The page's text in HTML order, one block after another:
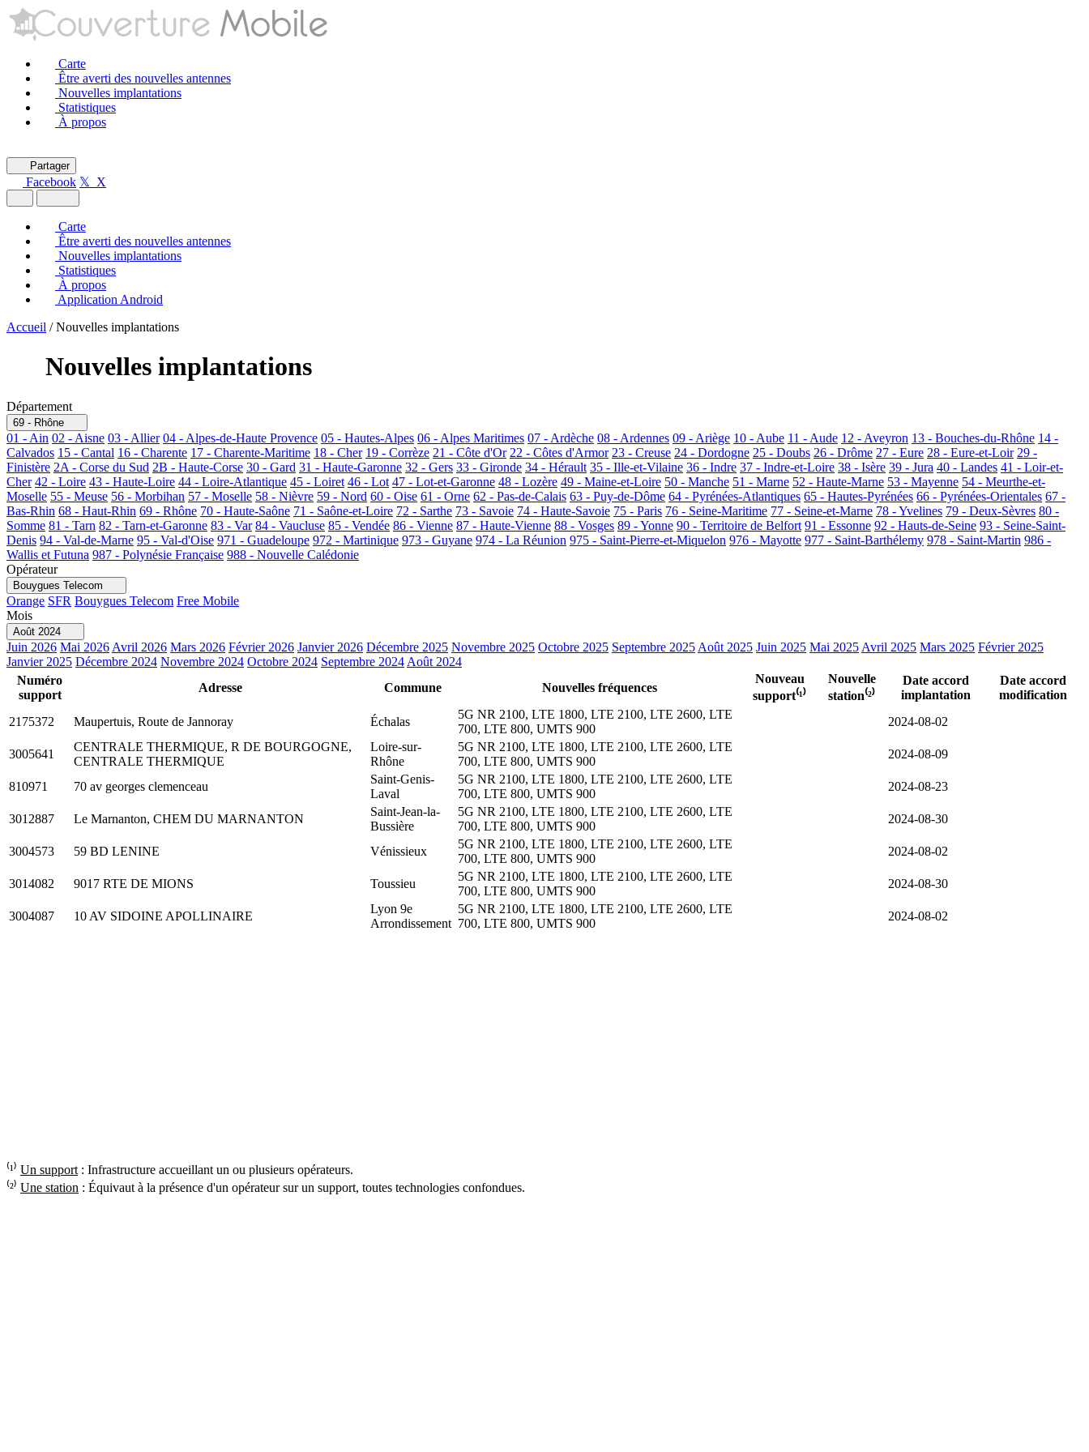
Carte
Être averti des nouvelles antennes
Nouvelles implantations
Statistiques
À propos
Partager
Facebook 𝕏 X
Carte
Être averti des nouvelles antennes
Nouvelles implantations
Statistiques
À propos
Application Android
Accueil / Nouvelles implantations
Nouvelles implantations
Département
69 - Rhône
01 - Ain 02 - Aisne 03 - Allier 04 - Alpes-de-Haute Provence 05 - Hautes-Alpes 06 - Alpes Maritimes 07 - Ardèche 08 - Ardennes 09 - Ariège 10 - Aube 11 - Aude 12 - Aveyron 13 - Bouches-du-Rhône 14 -
Calvados 15 - Cantal 16 - Charente 17 - Charente-Maritime 18 - Cher 19 - Corrèze 21 - Côte d'Or 22 - Côtes d'Armor 23 - Creuse 24 - Dordogne 25 - Doubs 26 - Drôme 27 - Eure 28 - Eure-et-Loir 29 -
Finistère 2A - Corse du Sud 2B - Haute-Corse 30 - Gard 31 - Haute-Garonne 32 - Gers 33 - Gironde 34 - Hérault 35 - Ille-et-Vilaine 36 - Indre 37 - Indre-et-Loire 38 - Isère 39 - Jura 40 - Landes 41 - Loir-et-
Cher 42 - Loire 43 - Haute-Loire 44 - Loire-Atlantique 45 - Loiret 46 - Lot 47 - Lot-et-Garonne 48 - Lozère 49 - Maine-et-Loire 50 - Manche 51 - Marne 52 - Haute-Marne 53 - Mayenne 54 - Meurthe-et-
Moselle 55 - Meuse 56 - Morbihan 57 - Moselle 58 - Nièvre 59 - Nord 60 - Oise 61 - Orne 62 - Pas-de-Calais 63 - Puy-de-Dôme 64 - Pyrénées-Atlantiques 65 - Hautes-Pyrénées 66 - Pyrénées-Orientales 67 -
Bas-Rhin 68 - Haut-Rhin 69 - Rhône 70 - Haute-Saône 71 - Saône-et-Loire 72 - Sarthe 73 - Savoie 74 - Haute-Savoie 75 - Paris 76 - Seine-Maritime 77 - Seine-et-Marne 78 - Yvelines 79 - Deux-Sèvres 80 -
Somme 81 - Tarn 82 - Tarn-et-Garonne 83 - Var 84 - Vaucluse 85 - Vendée 86 - Vienne 87 - Haute-Vienne 88 - Vosges 89 - Yonne 90 - Territoire de Belfort 91 - Essonne 92 - Hauts-de-Seine 93 - Seine-Saint-
Denis 94 - Val-de-Marne 95 - Val-d'Oise 971 - Guadeloupe 972 - Martinique 973 - Guyane 974 - La Réunion 975 - Saint-Pierre-et-Miquelon 976 - Mayotte 977 - Saint-Barthélemy 978 - Saint-Martin 986 -
Wallis et Futuna 987 - Polynésie Française 988 - Nouvelle Calédonie
Opérateur
Bouygues Telecom
Orange SFR Bouygues Telecom Free Mobile
Mois
Août 2024
Juin 2026 Mai 2026 Avril 2026 Mars 2026 Février 2026 Janvier 2026 Décembre 2025 Novembre 2025 Octobre 2025 Septembre 2025 Août 2025 Juin 2025 Mai 2025 Avril 2025 Mars 2025 Février 2025
Janvier 2025 Décembre 2024 Novembre 2024 Octobre 2024 Septembre 2024 Août 2024
Numéro
support
Adresse Commune Nouvelles fréquences
Nouveau
support⁽¹⁾
Nouvelle
station⁽²⁾
Date accord
implantation
Date accord
modification
2175372
Maupertuis, Route de Jannoray Échalas
5G NR 2100, LTE 1800, LTE 2100, LTE 2600, LTE
700, LTE 800, UMTS 900
2024-08-02
3005641
CENTRALE THERMIQUE, R DE BOURGOGNE,
CENTRALE THERMIQUE
Loire-sur-
Rhône
5G NR 2100, LTE 1800, LTE 2100, LTE 2600, LTE
700, LTE 800, UMTS 900
2024-08-09
810971 70 av georges clemenceau
Saint-Genis-
Laval
5G NR 2100, LTE 1800, LTE 2100, LTE 2600, LTE
700, LTE 800, UMTS 900
2024-08-23
3012887 Le Marnanton, CHEM DU MARNANTON
Saint-Jean-la-
Bussière
5G NR 2100, LTE 1800, LTE 2100, LTE 2600, LTE
700, LTE 800, UMTS 900
2024-08-30
3004573 59 BD LENINE Vénissieux
5G NR 2100, LTE 1800, LTE 2100, LTE 2600, LTE
700, LTE 800, UMTS 900
2024-08-02
3014082 9017 RTE DE MIONS Toussieu
5G NR 2100, LTE 1800, LTE 2100, LTE 2600, LTE
700, LTE 800, UMTS 900
2024-08-30
3004087 10 AV SIDOINE APOLLINAIRE
Lyon 9e
Arrondissement
5G NR 2100, LTE 1800, LTE 2100, LTE 2600, LTE
700, LTE 800, UMTS 900
2024-08-02
⁽¹⁾ Un support : Infrastructure accueillant un ou plusieurs opérateurs.
⁽²⁾ Une station : Équivaut à la présence d'un opérateur sur un support, toutes technologies confondues.